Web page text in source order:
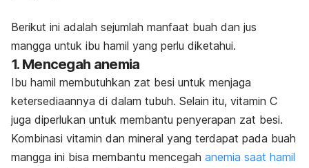
Berikut ini adalah sejumlah manfaat buah dan jus
mangga untuk ibu hamil yang perlu diketahui.
1. Mencegah anemia
Ibu hamil membutuhkan zat besi untuk menjaga
ketersediaannya di dalam tubuh. Selain itu, vitamin C
juga diperlukan untuk membantu penyerapan zat besi.
Kombinasi vitamin dan mineral yang terdapat pada buah
mangga ini bisa membantu mencegah anemia saat hamil